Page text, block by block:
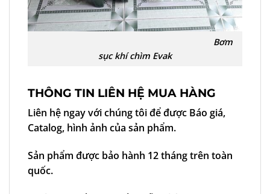
Bơm
sục khí chìm Evak
THÔNG TIN LIÊN HỆ MUA HÀNG
Liên hệ ngay với chúng tôi để được Báo giá,
Catalog, hình ảnh của sản phẩm.
Sản phẩm được bảo hành 12 tháng trên toàn
quốc.